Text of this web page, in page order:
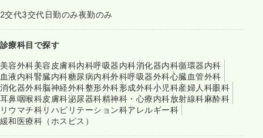
2交代3交代日勤のみ夜勤のみ
診療科目で探す
美容外科美容皮膚科内科呼吸器内科消化器内科循環器内科
血液内科腎臓内科糖尿病内科外科呼吸器外科心臓血管外科
消化器外科脳神経外科整形外科形成外科小児科産婦人科眼科
耳鼻咽喉科皮膚科泌尿器科精神科・心療内科放射線科麻酔科
リウマチ科リハビリテーション科アレルギー科
緩和医療科（ホスピス）